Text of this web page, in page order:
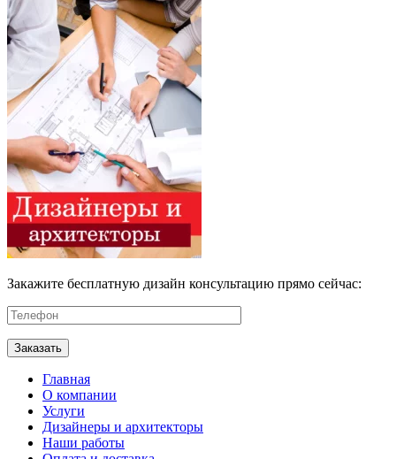
Закажите бесплатную дизайн консультацию прямо сейчас:
Главная
О компании
Услуги
Дизайнеры и архитекторы
Наши работы